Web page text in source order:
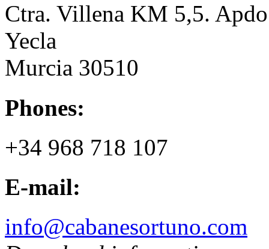
Ctra. Villena KM 5,5.
Yecla
Murcia 30510
Phones:
+34 968 718 107
E-mail:
info@cabanesortuno.com